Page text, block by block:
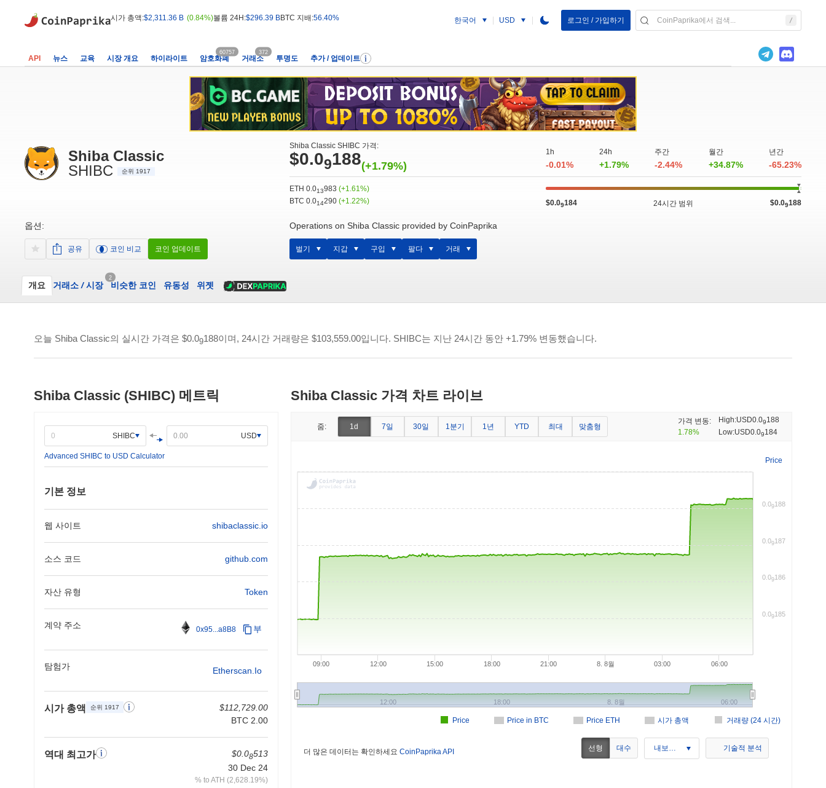
시가 총액:$2,311.36 B (0.84%)볼륨 24H:$296.39 BBTC 지배:56.40% 한국어 USD 로그인 / 가입하기
API 뉴스 교육 시장 개요 하이라이트 암호화폐
60757
거래소
372
투명도 추가 / 업데이트
Shiba Classic
SHIBC
순위 1917
옵션:
공유 코인 비교 코인 업데이트
Shiba Classic SHIBC 가격:
$0.09188(+1.79%)
1h
-0.01%
24h
+1.79%
주간
-2.44%
월간
+34.87%
년간
-65.23%
ETH 0.013983(+1.61%)
BTC 0.014290(+1.22%) $0.09184 24시간 범위 $0.09188
Operations on Shiba Classic provided by CoinPaprika
벌기 지갑 구입 팔다 거래
개요 거래소 /시장
2
비슷한 코인 유동성 위젯
오늘 Shiba Classic의 실시간 가격은 $0.09188이며, 24시간 거래량은 $103,559.00입니다. SHIBC는 지난 24시간 동안 +1.79% 변동했습니다.
Shiba Classic (SHIBC) 메트릭
SHIBC USD
Advanced SHIBC to USD Calculator
기본 정보
웹 사이트 shibaclassic.io
소스 코드 github.com
자산 유형 Token
계약 주소 0x95...a8B8 부
탐험가 Etherscan.io
시가 총액 순위 1917
$112,729.00
BTC 2.00
역대 최고가 $0.08513
30 Dec 24
% to ATH (2,628.19%)
Shiba Classic 가격 차트 라이브
줌: 1d 7일 30일 1분기 1년 YTD 최대 맞춤형
가격 변동:
1.78%
High:USD0.09188
Low:USD0.09184
Price
Price in BTC Price ETH 시가 총액 거래량 (24 시간)
Price
09:00 12:00 15:00 18:00 21:00 8. 8월 03:00 06:00
12:00 18:00 8. 8월 06:00
0.09185
0.09186
0.09187
0.09188
더 많은 데이터는 확인하세요 CoinPaprika API 선형 대수 내보내기 기술적 분석